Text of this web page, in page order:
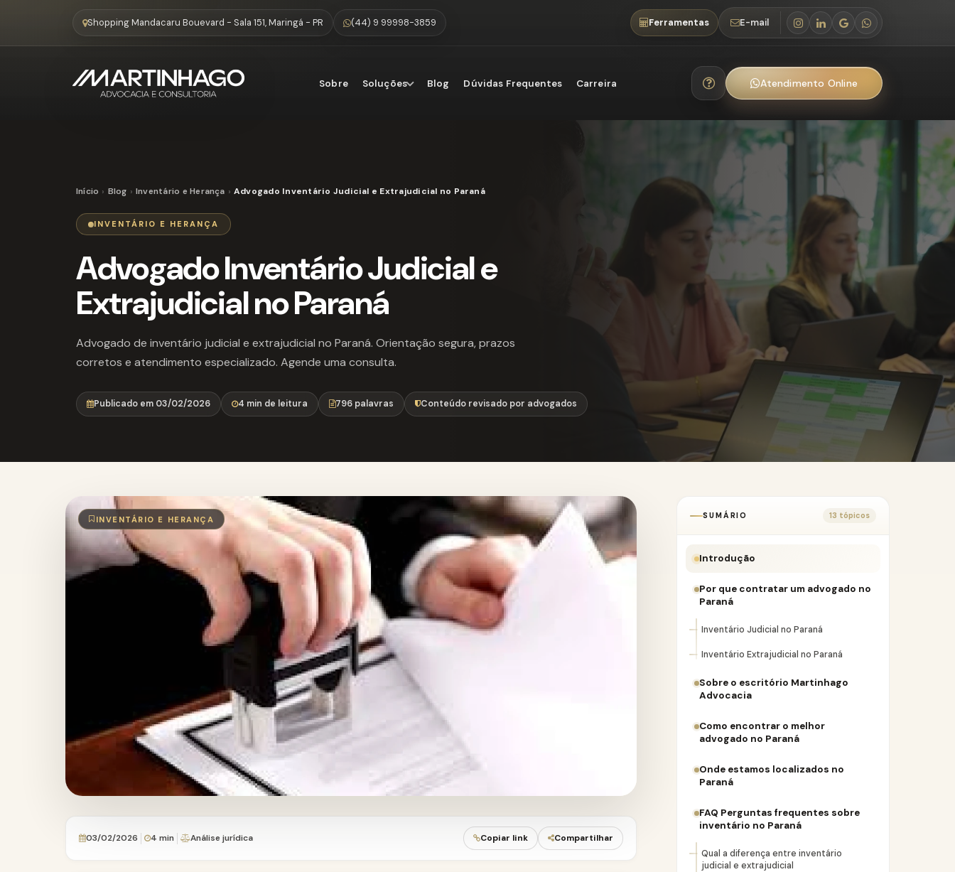
Shopping Mandacaru Bouevard - Sala 151, Maringá - PR (44) 9 99998-3859 Ferramentas E-mail
Sobre Soluções Blog Dúvidas Frequentes Carreira Atendimento Online
Início Blog Inventário e Herança Advogado Inventário Judicial e Extrajudicial no Paraná
INVENTÁRIO E HERANÇA
Advogado Inventário Judicial e
Extrajudicial no Paraná
Advogado de inventário judicial e extrajudicial no Paraná. Orientação segura, prazos
corretos e atendimento especializado. Agende uma consulta.
Publicado em 03/02/2026 4 min de leitura 796 palavras Conteúdo revisado por advogados
INVENTÁRIO E HERANÇA
03/02/2026 4 min Análise jurídica Copiar link Compartilhar
SUMÁRIO 13 tópicos
Introdução
Por que contratar um advogado no
Paraná
Inventário Judicial no Paraná
Inventário Extrajudicial no Paraná
Sobre o escritório Martinhago
Advocacia
Como encontrar o melhor
advogado no Paraná
Onde estamos localizados no
Paraná
FAQ Perguntas frequentes sobre
inventário no Paraná
Qual a diferença entre inventário
judicial e extrajudicial